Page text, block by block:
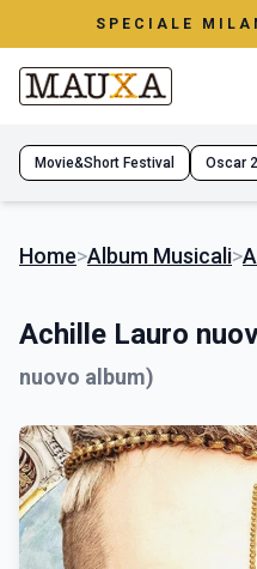
SPECIALE
Movie&Short Festival Oscar
Home>Album Musicali>
Achille Lauro
nuovo album)